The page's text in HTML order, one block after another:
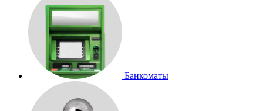
Банкоматы